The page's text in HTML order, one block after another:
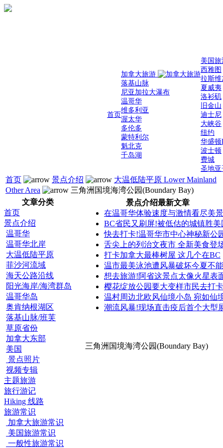
首页
加拿大旅游
落基山脉
尼亚加拉大瀑布
温哥华
维多利亚
渥太华
多伦多
蒙特利尔
魁北克
千岛湖
美国
西雅图
拉斯维
夏威夷
洛衫矶
旧金山
迪士尼
大峡谷
纽约
华盛顿
波士顿
费城
圣地亚
首页 景点介绍
大温低陆平原 Lower Mainland
Other Area
三角洲国境海湾公园(Boundary Bay)
文章分类
首页
景点介绍
温哥华
温哥华北岸
大温低陆平原
菲沙河流域
海天公路沿线
阳光海岸/海湾群岛
温哥华岛
奥肯纳根湖区
落基山脉/班芙
草原省份
加拿大东部
美国
景点照片
视频专辑
主题旅游
旅行游记
Hiking 线路
旅游常识
加拿大旅游常识
美国旅游常识
一般性旅游常识
景点介绍最新文章
在温哥华体验速度与激情看尽美景
BC省民又刷屏!被低估的城镇胜美
快去打卡!温哥华市中心神秘新公
舌尖上的列治文夜市 全新美食登
打卡加拿大最棒树屋 这几个在BC
温市最美泳池遭风暴破坏今夏不
想去旅游!阿省这景点太像火星表
樱花绽放公园要大变样市民去打卡
温村周边北欧风仙境小岛 宛如仙
潮流风暴!现场直击疫后首个大型
三角洲国境海湾公园(Boundary Bay)